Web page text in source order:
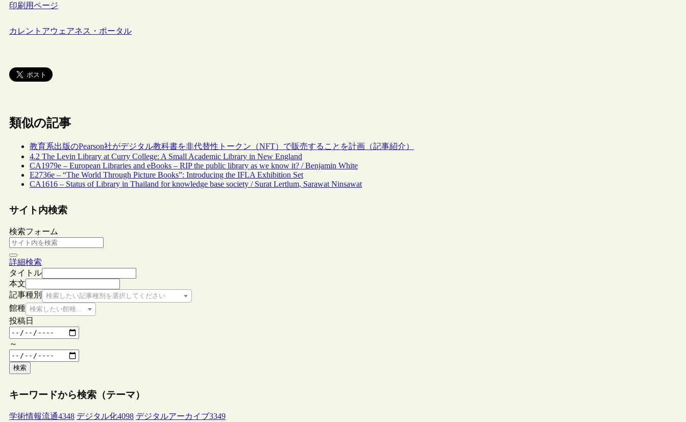
印刷用ページ
カレントアウェアネス・ポータル
類似の記事
教育系出版のPearson社がデジタル教科書を非代替性トークン（NFT）で販売することを計画（記事紹介）
4.2 The Levin Library at Curry College: A Small Academic Library in New England
CA1979e – European Libraries and eBooks – RIP the public library as we know it? / Benjamin White
E2736e – “The World Through Picture Books”: Introducing the IFLA Exhibition Set
CA1616 – Status of Library in Thailand for knowledge base society / Surat Lertlum, Sarawat Ninsawat
サイト内検索
検索フォーム
詳細検索
タイトル
本文
記事種別
検索したい記事種別を選択してください
館種 検索したい館種を選択してください
投稿日
～
検索
キーワードから検索（テーマ）
学術情報流通4348 デジタル化4098 デジタルアーカイブ3349